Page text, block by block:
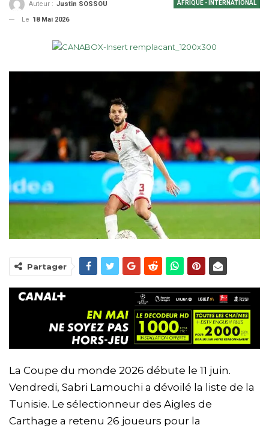
AFRIQUE - INTERNATIONAL
Auteur : Justin SOSSOU
Le 18 Mai 2026
Partager
La Coupe du monde 2026 débute le 11 juin.
Vendredi, Sabri Lamouchi a dévoilé la liste de la
Tunisie. Le sélectionneur des Aigles de
Carthage a retenu 26 joueurs pour la